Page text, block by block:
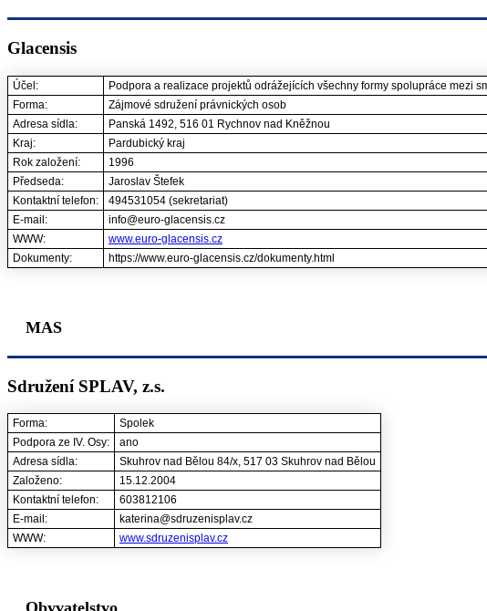
Glacensis
Účel:
Podpora a realizace projektů odrážejících všechny formy spolupráce mezi
Forma:
Zájmové sdružení právnických osob
Adresa sídla:
Panská 1492, 516 01 Rychnov nad Kněžnou
Kraj:
Pardubický kraj
Rok založení:
1996
Předseda:
Jaroslav Štefek
Kontaktní telefon:
494531054 (sekretariat)
E-mail:
info@euro-glacensis.cz
WWW:
www.euro-glacensis.cz
Dokumenty:
https://www.euro-glacensis.cz/dokumenty.html
MAS
Sdružení SPLAV, z.s.
Forma:
Spolek
Podpora ze IV. Osy:
ano
Adresa sídla:
Skuhrov nad Bělou 84/x, 517 03 Skuhrov nad Bělou
Založeno:
15.12.2004
Kontaktní telefon:
603812106
E-mail:
katerina@sdruzenisplav.cz
WWW:
www.sdruzenisplav.cz